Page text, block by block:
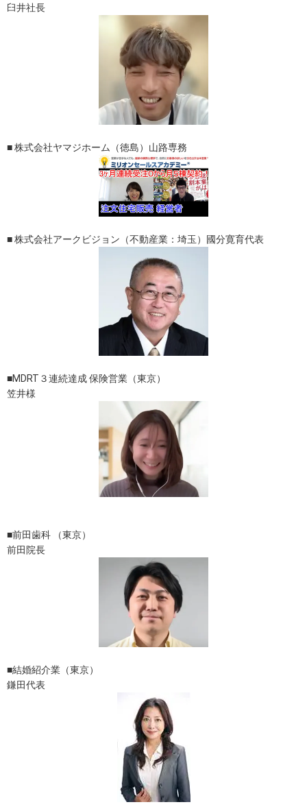
臼井社長
■ 株式会社ヤマジホーム（徳島）山路専務
■ 株式会社アークビジョン（不動産業：埼玉）國分寛育代表
■MDRT３連続達成 保険営業（東京）
笠井様
■前田歯科 （東京）
前田院長
■結婚紹介業（東京）
鎌田代表